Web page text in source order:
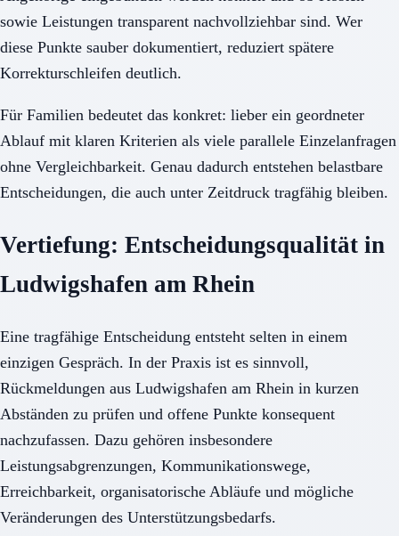
sowie Leistungen transparent nachvollziehbar sind. Wer
diese Punkte sauber dokumentiert, reduziert spätere
Korrekturschleifen deutlich.
Für Familien bedeutet das konkret: lieber ein geordneter
Ablauf mit klaren Kriterien als viele parallele Einzelanfragen
ohne Vergleichbarkeit. Genau dadurch entstehen belastbare
Entscheidungen, die auch unter Zeitdruck tragfähig bleiben.
Vertiefung: Entscheidungsqualität in
Ludwigshafen am Rhein
Eine tragfähige Entscheidung entsteht selten in einem
einzigen Gespräch. In der Praxis ist es sinnvoll,
Rückmeldungen aus Ludwigshafen am Rhein in kurzen
Abständen zu prüfen und offene Punkte konsequent
nachzufassen. Dazu gehören insbesondere
Leistungsabgrenzungen, Kommunikationswege,
Erreichbarkeit, organisatorische Abläufe und mögliche
Veränderungen des Unterstützungsbedarfs.